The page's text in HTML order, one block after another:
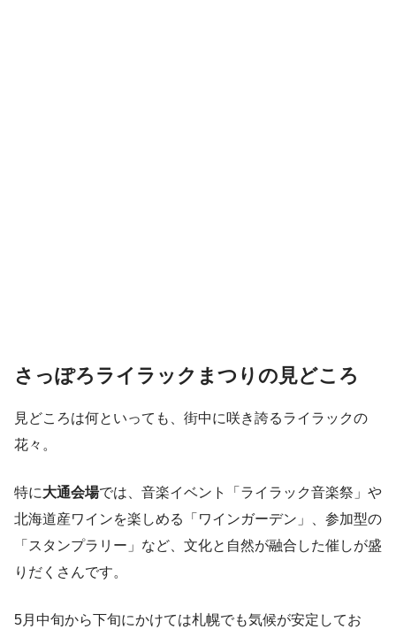
さっぽろライラックまつりの見どころ
見どころは何といっても、街中に咲き誇るライラックの
花々。
特に大通会場では、音楽イベント「ライラック音楽祭」や
北海道産ワインを楽しめる「ワインガーデン」、参加型の
「スタンプラリー」など、文化と自然が融合した催しが盛
りだくさんです。
5月中旬から下旬にかけては札幌でも気候が安定してお